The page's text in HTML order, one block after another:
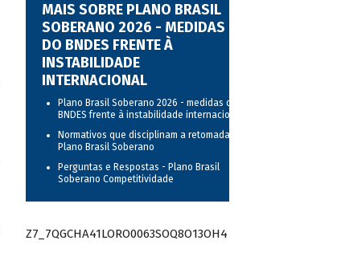
MAIS SOBRE PLANO BRASIL
SOBERANO 2026 - MEDIDAS
DO BNDES FRENTE À
INSTABILIDADE
INTERNACIONAL
Plano Brasil Soberano 2026 - medidas do
BNDES frente à instabilidade internacional
Normativos que disciplinam a retomada do
Plano Brasil Soberano
Perguntas e Respostas - Plano Brasil
Soberano Competitividade
Z7_7QGCHA41LORO0063SOQ8O13OH4